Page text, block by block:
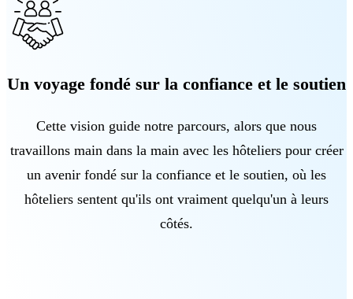
Un voyage fondé sur la confiance et le soutien
Cette vision guide notre parcours, alors que nous
travaillons main dans la main avec les hôteliers pour créer
un avenir fondé sur la confiance et le soutien, où les
hôteliers sentent qu'ils ont vraiment quelqu'un à leurs
côtés.